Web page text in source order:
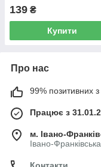
139 ₴
Купити
Про нас
99% позитивних з
Працює з
м. Івано-
Івано-